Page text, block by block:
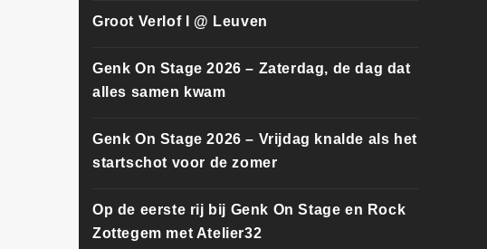
Groot Verlof I @ Leuven
Genk On Stage 2026 – Zaterdag, de dag dat
alles samen kwam
Genk On Stage 2026 – Vrijdag knalde als het
startschot voor de zomer
Op de eerste rij bij Genk On Stage en Rock
Zottegem met Atelier32